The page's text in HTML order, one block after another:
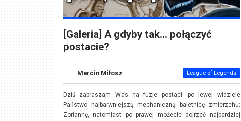
[Galeria] A gdyby tak… połączyć
postacie?
Marcin Miłosz League of Legends
Dziś zapraszam Was na fuzje postaci: po lewej widzicie
Państwo najbarwniejszą mechaniczną baletnicę zmierzchu:
Zoriannę, natomiast po prawej możecie dojrzeć najbardziej